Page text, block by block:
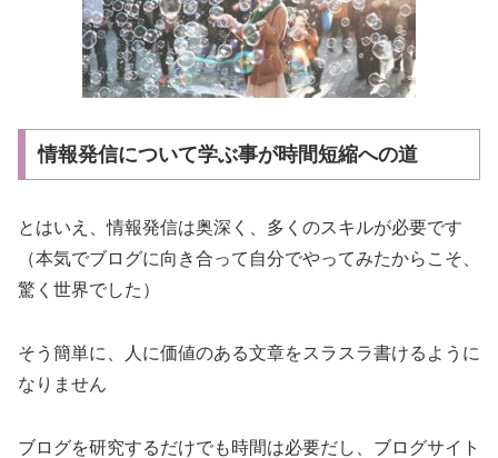
情報発信について学ぶ事が時間短縮への道
とはいえ、情報発信は奥深く、多くのスキルが必要です
（本気でブログに向き合って自分でやってみたからこそ、
驚く世界でした）
そう簡単に、人に価値のある文章をスラスラ書けるように
なりません
ブログを研究するだけでも時間は必要だし、ブログサイト